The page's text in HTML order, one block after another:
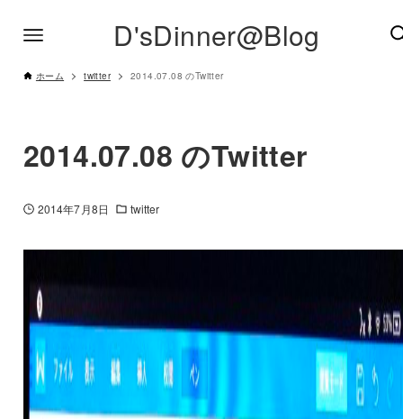
D'sDinner@Blog
ホーム twitter 2014.07.08 のTwitter
2014.07.08 のTwitter
2014年7月8日 twitter